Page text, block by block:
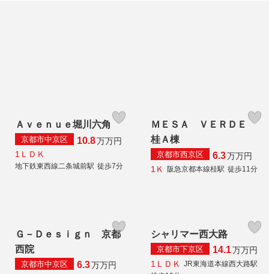
Ａｖｅｎｕｅ堀川六角
京都市中京区 10.8万万円
1ＬＤＫ
地下鉄東西線二条城前駅 徒歩7分
ＭＥＳＡ ＶＥＲＤＥ
桂Ａ棟
京都市西京区 6.3万万円
1Ｋ
阪急京都本線桂駅 徒歩11分
Ｇ－Ｄｅｓｉｇｎ 京都
西院
京都市中京区 6.3万万円
シャリマー西大路
京都市下京区 14.1万万円
1ＬＤＫ
JR東海道本線西大路駅